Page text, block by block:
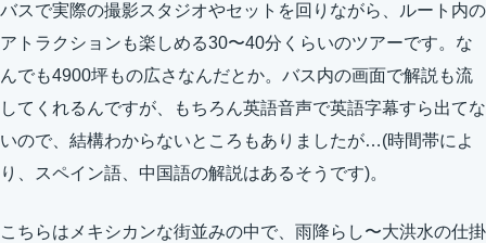
バスで実際の撮影スタジオやセットを回りながら、ルート内の
アトラクションも楽しめる30〜40分くらいのツアーです。な
んでも4900坪もの広さなんだとか。バス内の画面で解説も流
してくれるんですが、もちろん英語音声で英語字幕すら出てな
いので、結構わからないところもありましたが…(時間帯によ
り、スペイン語、中国語の解説はあるそうです)。
こちらはメキシカンな街並みの中で、雨降らし〜大洪水の仕掛